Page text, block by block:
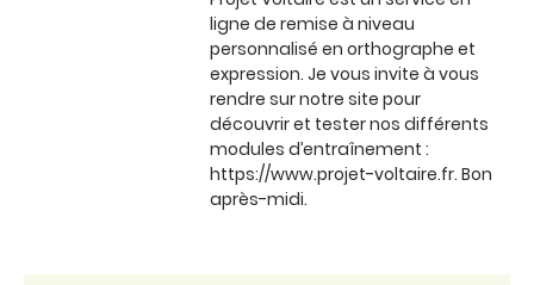
ligne de remise à niveau
personnalisé en orthographe et
expression. Je vous invite à vous
rendre sur notre site pour
découvrir et tester nos différents
modules d’entraînement :
https://www.projet-voltaire.fr. Bon
après-midi.